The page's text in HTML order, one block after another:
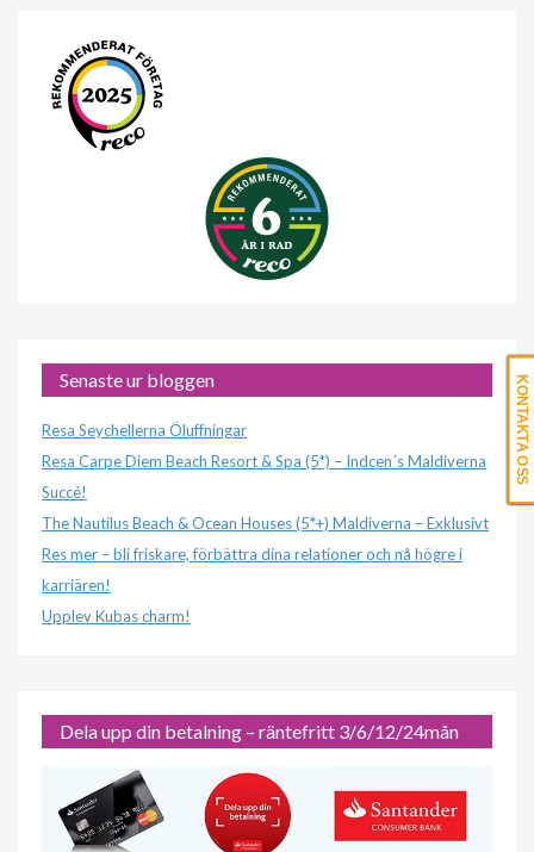
Senaste ur bloggen
Resa Seychellerna Öluffningar
Resa Carpe Diem Beach Resort & Spa (5*) – Indcen´s Maldiverna
Succé!
The Nautilus Beach & Ocean Houses (5*+) Maldiverna – Exklusivt
Res mer – bli friskare, förbättra dina relationer och nå högre i
karriären!
Upplev Kubas charm!
Dela upp din betalning – räntefritt 3/6/12/24mån
KONTAKTA OSS